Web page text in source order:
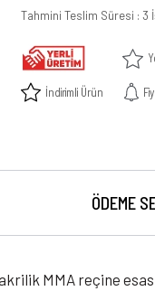
Tahmini Teslim Süresi : 3
İndirimli Ürün
ÖDEME
MMA reçine